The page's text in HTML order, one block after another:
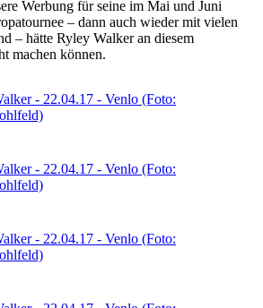
Werbung für seine im Mai und Juni
– dann auch wieder mit vielen
– hätte Ryley Walker an diesem
machen können.